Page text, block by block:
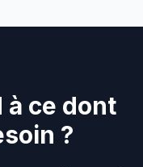
à ce dont
?